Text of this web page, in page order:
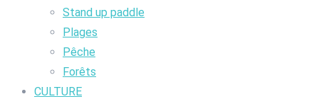
Stand up paddle
Plages
Pêche
Forêts
CULTURE